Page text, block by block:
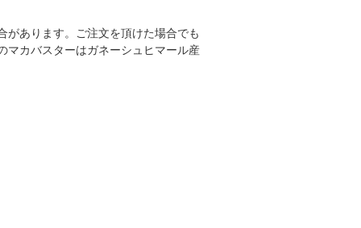
があります。ご注文を頂けた場合でも
マカバスターはガネーシュヒマール産